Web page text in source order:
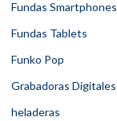
Fundas Smartphones
Fundas Tablets
Funko Pop
Grabadoras Digitales
heladeras